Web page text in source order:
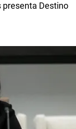
presenta Destino